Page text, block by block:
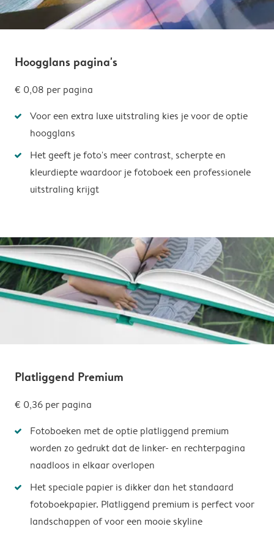
Hoogglans pagina's
€ 0,08 per pagina
Voor een extra luxe uitstraling kies je voor de optie
hoogglans
Het geeft je foto's meer contrast, scherpte en
kleurdiepte waardoor je fotoboek een professionele
uitstraling krijgt
Platliggend Premium
€ 0,36 per pagina
Fotoboeken met de optie platliggend premium
worden zo gedrukt dat de linker- en rechterpagina
naadloos in elkaar overlopen
Het speciale papier is dikker dan het standaard
fotoboekpapier. Platliggend premium is perfect voor
landschappen of voor een mooie skyline